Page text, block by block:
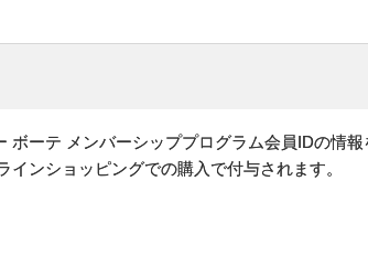
ーテ メンバーシッププログラム会員IDの情
ンショッピングでの購入で付与されます。